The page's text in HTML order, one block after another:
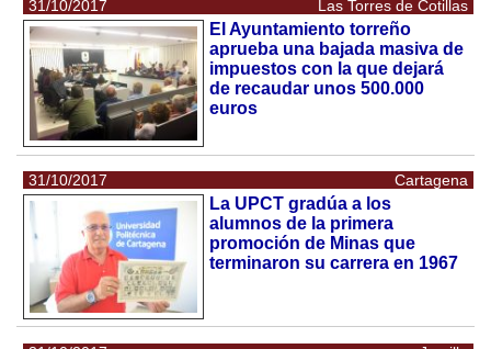
31/10/2017 Las Torres de Cotillas
El Ayuntamiento torreño
aprueba una bajada masiva de
impuestos con la que dejará
de recaudar unos 500.000
euros
31/10/2017 Cartagena
La UPCT gradúa a los
alumnos de la primera
promoción de Minas que
terminaron su carrera en 1967